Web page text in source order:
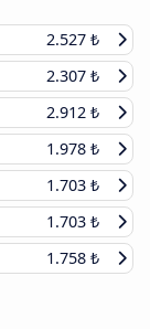
2.527 ₺
2.307 ₺
2.912 ₺
1.978 ₺
1.703 ₺
1.703 ₺
1.758 ₺